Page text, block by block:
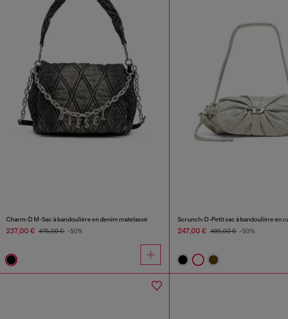
Charm-D M-Sac à bandoulière en denim matelassé
237,00 € 475,00 € -50%
Scrunch-D-Petit sac à bandoulière en
247,00 € 495,00 € -50%